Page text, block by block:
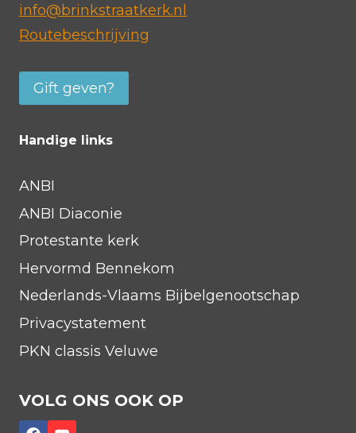
info@brinkstraatkerk.nl
Routebeschrijving
Gift geven?
Handige links
ANBI
ANBI Diaconie
Protestante kerk
Hervormd Bennekom
Nederlands-Vlaams Bijbelgenootschap
Privacystatement
PKN classis Veluwe
VOLG ONS OOK OP